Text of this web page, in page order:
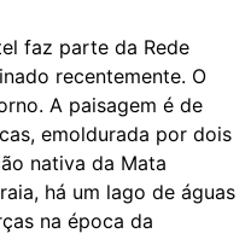
faz parte da Rede
recentemente. O
A paisagem é de
emoldurada por dois
nativa da Mata
há um lago de águas
na época da